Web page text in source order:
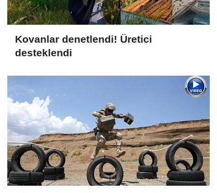
Kovanlar denetlendi! Üretici
desteklendi